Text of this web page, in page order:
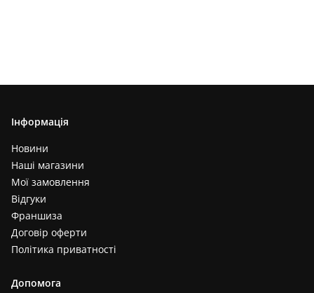
Інформація
Новини
Наші магазини
Мої замовлення
Відгуки
Франшиза
Договір оферти
Політика приватності
Допомога